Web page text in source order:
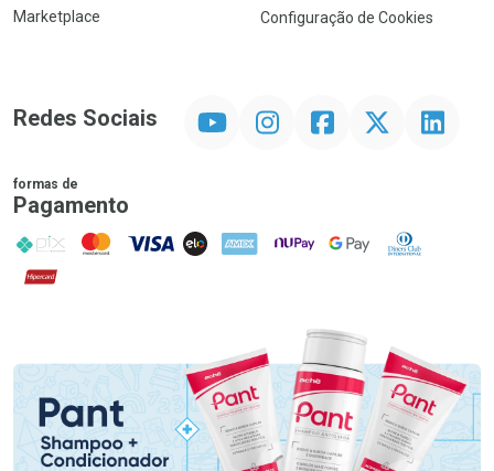
Marketplace
Configuração de Cookies
Redes Sociais InstagramFacebookTwitter Linkedin
formas de
Pagamento
PIX MasterCard
VISA ELO AMEX NuPay Google PayDiners Club
Hipercard
Promoção em Destaque